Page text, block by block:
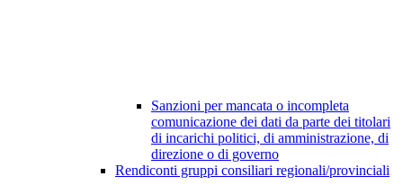
Sanzioni per mancata o incompleta
comunicazione dei dati da parte dei titolari
di incarichi politici, di amministrazione, di
direzione o di governo
Rendiconti gruppi consiliari regionali/provinciali